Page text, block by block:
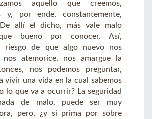
aquello que creemos,
y, por ende, constantemente,
De allí el dicho, más vale malo
bueno por conocer. Así,
riesgo de que algo nuevo nos
nos atemorice, nos amargue la
nos podemos preguntar,
vivir una vida en la cual sabemos
lo que va a ocurrir? La seguridad
de malo, puede ser muy
pero, ¿y si prima por sobre